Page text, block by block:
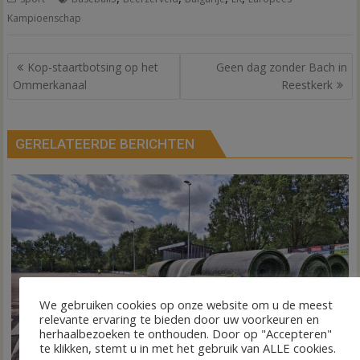
Kampioenschap
Bericht
navigatie
Kop-staartbotsing op het
Ommerkanaal
Geen dag zonder Bach in
Reestkerk
GERELATEERDE BERICHTEN
We gebruiken cookies op onze website om u de meest
relevante ervaring te bieden door uw voorkeuren en
herhaalbezoeken te onthouden. Door op "Accepteren"
te klikken, stemt u in met het gebruik van ALLE cookies.